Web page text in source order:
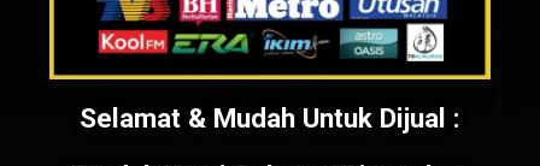
Selamat & Mudah Untuk Dijual :